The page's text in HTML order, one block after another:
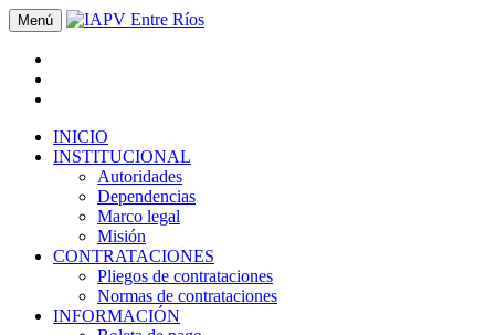
Menú
INICIO
INSTITUCIONAL
Autoridades
Dependencias
Marco legal
Misión
CONTRATACIONES
Pliegos de contrataciones
Normas de contrataciones
INFORMACIÓN